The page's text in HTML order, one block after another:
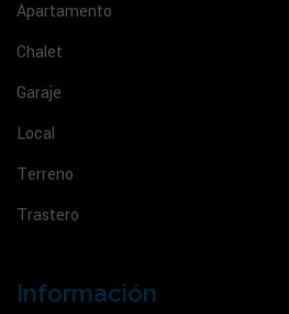
Apartamento
Chalet
Garaje
Local
Terreno
Trastero
Información